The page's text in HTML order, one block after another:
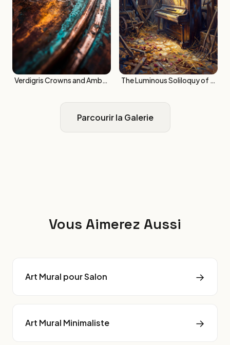
Verdigris Crowns and Amber Ripples The Luminous Soliloquy of Silent Ivory
Parcourir la Galerie
Vous Aimerez Aussi
Art Mural pour Salon →
Art Mural Minimaliste →